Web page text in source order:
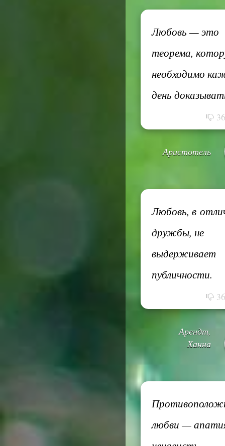
Любовь — это
теорема,
необходимо
день
36
Аристотель
Любовь, в
дружбы, не
выдерживает
публичности.
36
Арендт,
Ханна
любви —